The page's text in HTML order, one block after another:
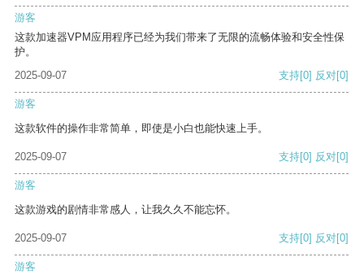
游客
这款加速器VPM应用程序已经为我们带来了无限的流畅体验和安全性保
护。
2025-09-07
支持[0] 反对[0]
游客
这款软件的操作非常简单，即使是小白也能快速上手。
2025-09-07 支持[0] 反对[0]
游客
这款游戏的剧情非常感人，让我久久不能忘怀。
2025-09-07 支持[0] 反对[0]
游客